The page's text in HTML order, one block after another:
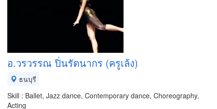
อ.วรวรรณ ปิ่นรัตนากร (ครูเล้ง)
ธนบุรี
Skill : Ballet, Jazz dance, Contemporary dance, Choreography,
Acting